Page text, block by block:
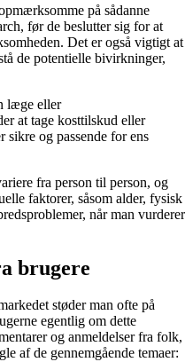
på sådanne
før de beslutter sig for at
Det er også vigtigt at
de potentielle bivirkninger,
læge eller
at tage kosttilskud eller
sikre og passende for ens
fra person til person, og
faktorer, såsom alder, fysisk
når man vurderer
brugere
støder man ofte på
egentlig om dette
og anmeldelser fra folk,
af de gennemgående temaer: